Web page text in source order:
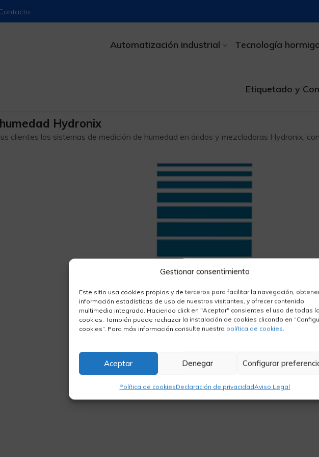
Gestionar consentimiento
Este sitio usa cookies propias y de terceros para facilitar la navegación,
información estadísticas de uso de nuestros visitantes, y ofrecer contenido
multimedia integrado. Haciendo click en "Aceptar" consientes el uso de todas
cookies. También puede rechazar la instalación de cookies clicando en
cookies”. Para más información consulte nuestra política de cookies.
Aceptar Denegar Configurar
Política de cookiesDeclaración de privacidadAviso Legal
Automatización industrial Tecnología
Etiquetado y
Hydronix
clientes los sistemas de medición de humedad en áridos y mezcladoras Hydronix,